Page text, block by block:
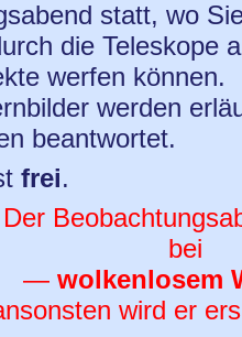
statt, wo
die Teleskope
werfen können.
werden
beantwortet.
frei.
Der
bei
— wolkenlosem
wird er